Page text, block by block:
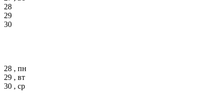
28
29
30
28 , пн
29 , вт
30 , ср